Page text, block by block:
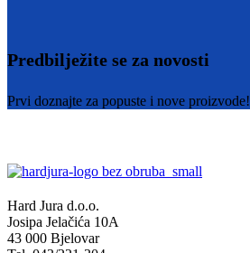
Predbilježite se za novosti
Prvi doznajte za popuste i nove proizvode!
Hard Jura d.o.o.
Josipa Jelačića 10A
43 000 Bjelovar